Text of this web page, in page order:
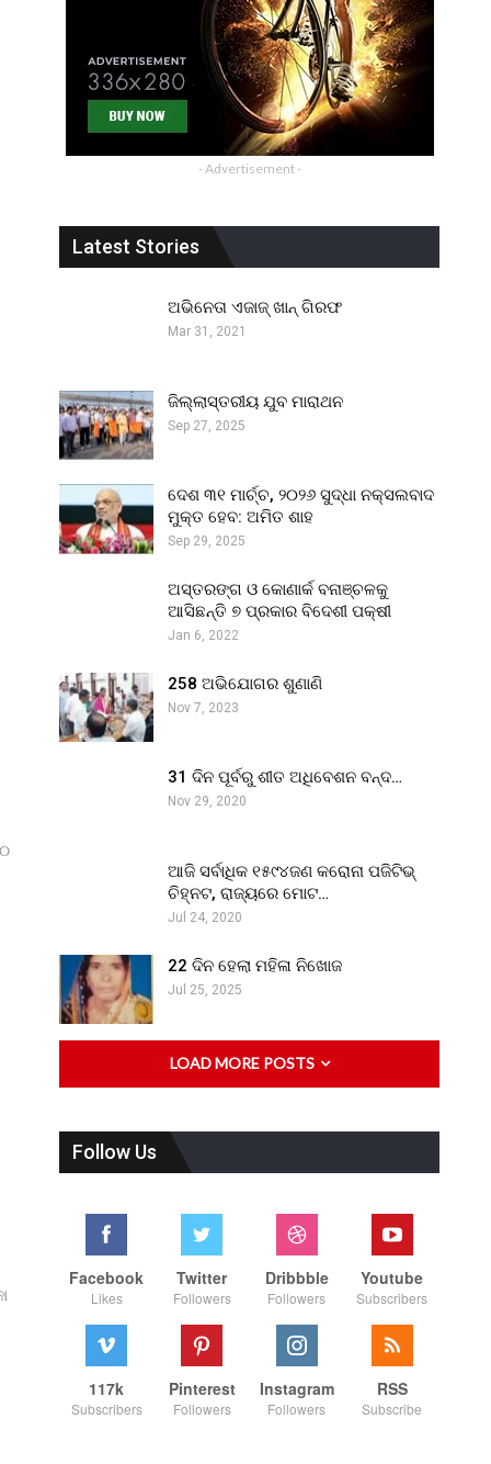
- Advertisement -
Latest Stories
ଅଭିନେତା ଏଜାଜ୍ ଖାନ୍ ଗିରଫ
Mar 31, 2021
ଜିଲ୍ଲାସ୍ତରୀୟ ଯୁବ ମାରାଥନ
Sep 27, 2025
ଦେଶ ୩୧ ମାର୍ଚ୍ଚ, ୨୦୨୬ ସୁଦ୍ଧା ନକ୍ସଲବାଦ
ମୁକ୍ତ ହେବ: ଅମିତ ଶାହ
Sep 29, 2025
ଅସ୍ତରଙ୍ଗ ଓ କୋଣାର୍କ ବନାଞ୍ଚଳକୁ
ଆସିଛନ୍ତି ୭ ପ୍ରକାର ବିଦେଶୀ ପକ୍ଷୀ
Jan 6, 2022
258 ଅଭିଯୋଗର ଶୁଣାଣି
Nov 7, 2023
31 ଦିନ ପୂର୍ବରୁ ଶୀତ ଅଧିବେଶନ ବନ୍ଦ…
Nov 29, 2020
ଆଜି ସର୍ବାଧିକ ୧୫୯୪ଜଣ କରୋନା ପଜିଟିଭ୍
ଚିହ୍ନଟ, ରାଜ୍ୟରେ ମୋଟ…
Jul 24, 2020
22 ଦିନ ହେଲା ମହିଳା ନିଖୋଜ
Jul 25, 2025
LOAD MORE POSTS
Follow Us
Facebook
Likes
Twitter
Followers
Dribbble
Followers
Youtube
Subscribers
117k
Subscribers
Pinterest
Followers
Instagram
Followers
RSS
Subscribe